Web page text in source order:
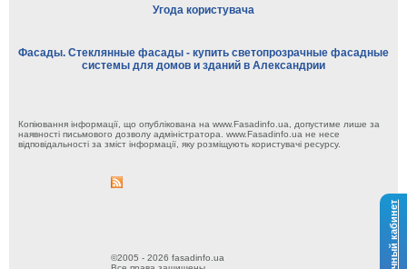
Личный кабинет
Угода користувача
Фасады. Стеклянные фасады - купить светопрозрачные фасадные
системы для домов и зданий в Александрии
Копіювання інформації, що опублікована на www.Fasadinfo.ua, допустиме лише за
наявності письмового дозволу адміністратора. www.Fasadinfo.ua не несе
відповідальності за зміст інформації, яку розміщують користувачі ресурсу.
©2005 - 2026 fasadinfo.ua